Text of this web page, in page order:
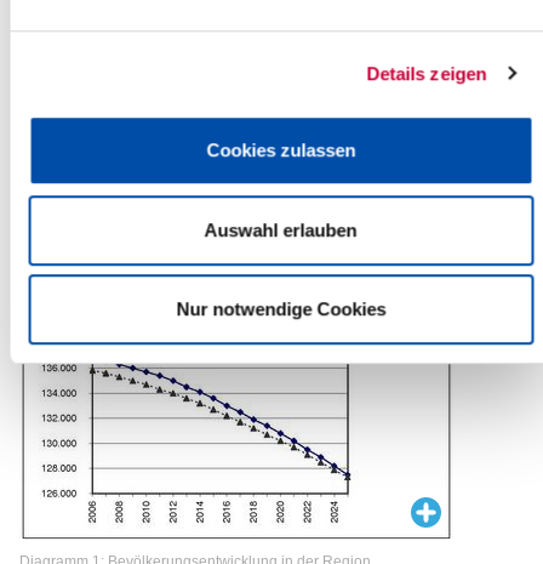
Details zeigen
Cookies zulassen
Auswahl erlauben
Nur notwendige Cookies
den beiden Kreisen der Region in ähnlicher Weise: Im Kreis
Bevölkerungsdichte reduziert sich auf 89 EW/km². Im Kreis
Steinburg (130 EW/km²) wird sie nach den aktuellen Prognosen
bis 2025 um 6,3 % sinken, die Bevölkerungsdichte läge dann bei
Diagramm 1: Bevölkerungsentwicklung in der Region